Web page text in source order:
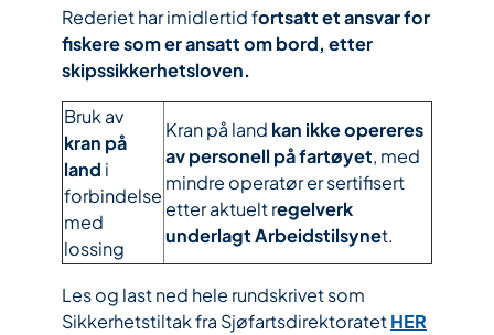
Rederiet har imidlertid fortsatt et ansvar for
fiskere som er ansatt om bord, etter
skipssikkerhetsloven.
Bruk av
kran på
land i
forbindelse
med
lossing
Kran på land kan ikke opereres
av personell på fartøyet, med
mindre operatør er sertifisert
etter aktuelt regelverk
underlagt Arbeidstilsynet.
Les og last ned hele rundskrivet som
Sikkerhetstiltak fra SjøfartsdirektoratetHER